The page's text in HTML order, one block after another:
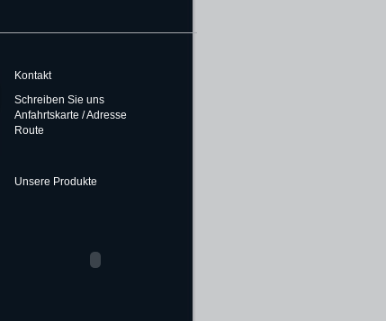
Kontakt
Schreiben Sie uns
Anfahrtskarte / Adresse
Route
Unsere Produkte